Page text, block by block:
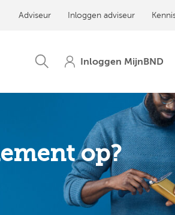
Adviseur Inloggen adviseur
op?